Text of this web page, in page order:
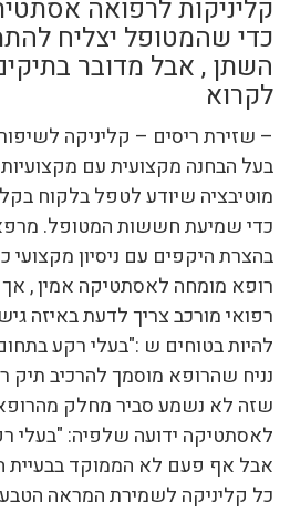
קליניקות לרפואה
כדי שהמטופל יצליח
השתן , אבל מדובר
לקרוא
– שזירת ריסים – קליניקה
בעל הבחנה מקצועית עם מקצועיות
מוטיבציה שיודע לטפל בלקוח
כדי שמיעת חששות המטופל.
בהצרת היקפים עם ניסיון
רופא מומחה לאסתטיקה אמין ,
רפואי מורכב צריך לדעת באיזה
להיות בטוחים ש :"בעלי רקע
נניח שהרופא מוסמך להרכיב תיק
שזה לא נשמע סביר מחלק
לאסתטיקה ידועה שלפיה: "בעלי
אבל אף פעם לא הממוקד בבעיית
כל קליניקה לשמירת המראה הטבעי